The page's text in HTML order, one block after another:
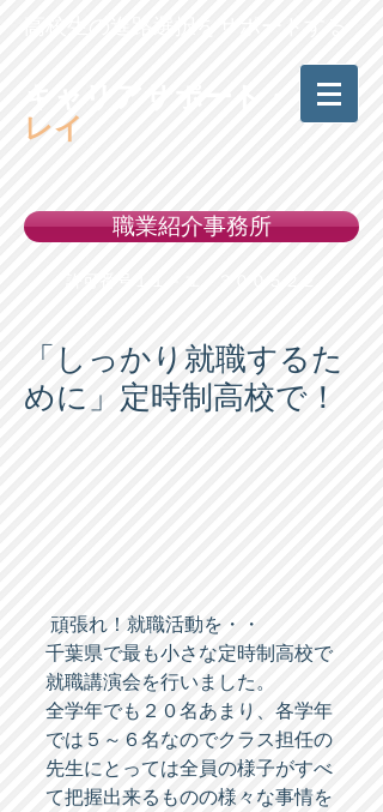
レイ
職業紹介事務所
「しっかり就職するた
めに」定時制高校で！
頑張れ！就職活動を・・
千葉県で最も小さな定時制高校で
就職講演会を行いました。
全学年でも２０名あまり、各学年
では５～６名なのでクラス担任の
先生にとっては全員の様子がすべ
て把握出来るものの様々な事情を